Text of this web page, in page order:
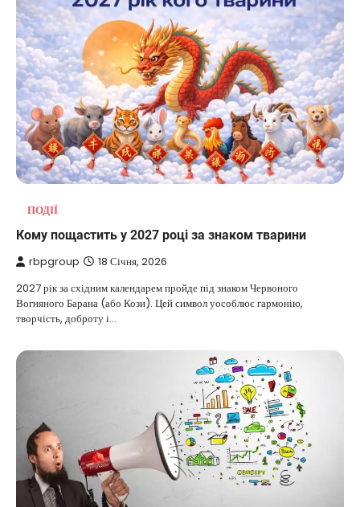
ПОДІЇ
Кому пощастить у 2027 році за знаком тварини
rbpgroup 18 Січня, 2026
2027 рік за східним календарем пройде під знаком Червоного
Вогняного Барана (або Кози). Цей символ уособлює гармонію,
творчість, доброту і…